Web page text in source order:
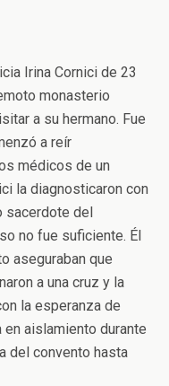
Irina Cornici de 23
monasterio
a su hermano. Fue
a reír
médicos de un
la diagnosticaron con
sacerdote del
no fue suficiente. Él
aseguraban que
a una cruz y la
la esperanza de
en aislamiento durante
del convento hasta